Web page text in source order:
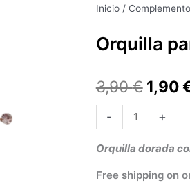
Inicio/
Orquilla
3,90€
El
era:
1,90
-
Orquilla
recogido
cantidad
+
Orquilla dorada
Free shipping on